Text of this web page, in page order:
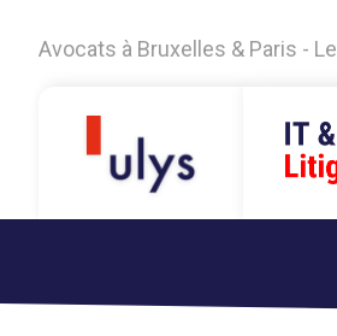
Avocats à Bruxe es & Paris - Le